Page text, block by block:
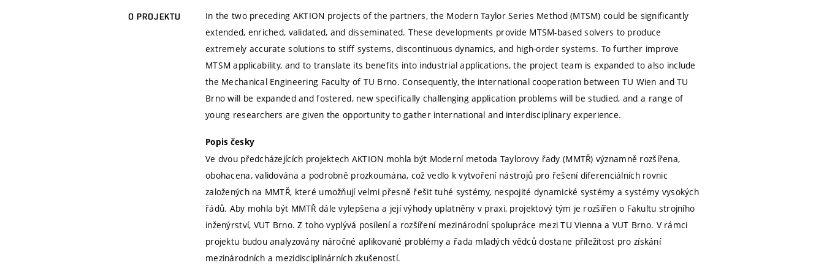
O PROJEKTU
In the two preceding AKTION projects of the partners, the Modern Taylor Series Method (MTSM) could be significantly
extended, enriched, validated, and disseminated. These developments provide MTSM-based solvers to produce
extremely accurate solutions to stiff systems, discontinuous dynamics, and high-order systems. To further improve
MTSM applicability, and to translate its benefits into industrial applications, the project team is expanded to also include
the Mechanical Engineering Faculty of TU Brno. Consequently, the international cooperation between TU Wien and TU
Brno will be expanded and fostered, new specifically challenging application problems will be studied, and a range of
young researchers are given the opportunity to gather international and interdisciplinary experience.
Popis česky
Ve dvou předcházejících projektech AKTION mohla být Moderní metoda Taylorovy řady (MMTŘ) významně rozšířena,
obohacena, validována a podrobně prozkoumána, což vedlo k vytvoření nástrojů pro řešení diferenciálních rovnic
založených na MMTŘ, které umožňují velmi přesně řešit tuhé systémy, nespojité dynamické systémy a systémy vysokých
řádů. Aby mohla být MMTŘ dále vylepšena a její výhody uplatněny v praxi, projektový tým je rozšířen o Fakultu strojního
inženýrství, VUT Brno. Z toho vyplývá posílení a rozšíření mezinárodní spolupráce mezi TU Vienna a VUT Brno. V rámci
projektu budou analyzovány náročné aplikované problémy a řada mladých vědců dostane příležitost pro získání
mezinárodních a mezidisciplinárních zkušeností.